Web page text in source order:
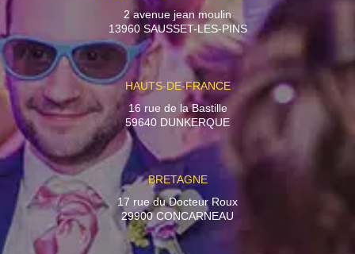
2 avenue jean moulin
13960 SAUSSET-LES-PINS
HAUTS-DE-FRANCE
16 rue de la Bastille
59640 DUNKERQUE
BRETAGNE
17 rue du Docteur Roux
29900 CONCARNEAU